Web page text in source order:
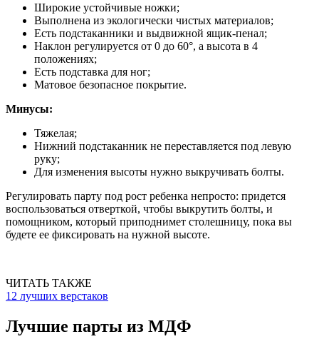
Широкие устойчивые ножки;
Выполнена из экологически чистых материалов;
Есть подстаканники и выдвижной ящик-пенал;
Наклон регулируется от 0 до 60°, а высота в 4
положениях;
Есть подставка для ног;
Матовое безопасное покрытие.
Минусы:
Тяжелая;
Нижний подстаканник не переставляется под левую
руку;
Для изменения высоты нужно выкручивать болты.
Регулировать парту под рост ребенка непросто: придется
воспользоваться отверткой, чтобы выкрутить болты, и
помощником, который приподнимет столешницу, пока вы
будете ее фиксировать на нужной высоте.
ЧИТАТЬ ТАКЖЕ
12 лучших верстаков
Лучшие парты из МДФ